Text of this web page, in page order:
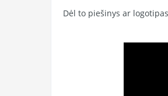
Dėl to piešinys ar